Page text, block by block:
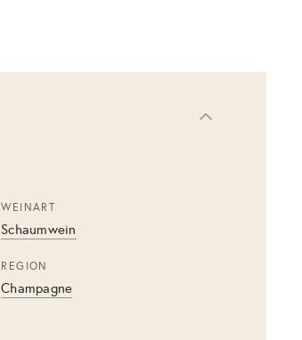
WEINART
Schaumwein
REGION
Champagne